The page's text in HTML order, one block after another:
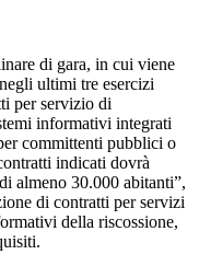
di gara, in cui viene
ultimi tre esercizi
per servizio di
informativi integrati
committenti pubblici o
indicati dovrà
almeno 30.000 abitanti”,
di contratti per servizi
della riscossione,